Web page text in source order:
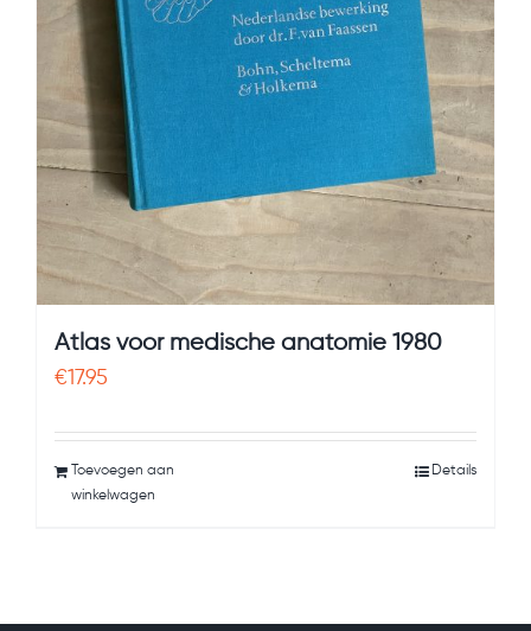
Atlas voor medische anatomie 1980
€17.95
Toevoegen aan
winkelwagen
Details